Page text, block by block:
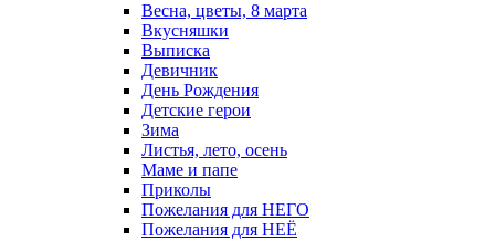
Весна, цветы, 8 марта
Вкусняшки
Выписка
Девичник
День Рождения
Детские герои
Зима
Листья, лето, осень
Маме и папе
Приколы
Пожелания для НЕГО
Пожелания для НЕЁ